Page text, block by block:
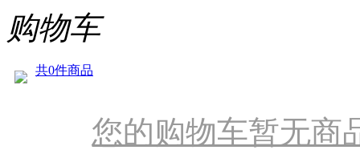
购物车
共0件商品
您的购物车暂无商